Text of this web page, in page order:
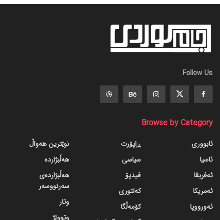
Follow Us
Browse by Category
ئابووری
ئاسیا
ئەفریقا
ئەمریکا
ئەورووپا
ڕاپۆرت
سیاسی
ڤیدیۆ
کەلتوری
کۆمەڵگا
نوێترین هەواڵ
هەڵبژاردە
هەڵبژاردەی
سەرنووسەر
وتار
وتووێژ